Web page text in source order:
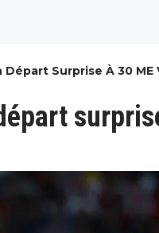
Départ Surprise À 30 ME